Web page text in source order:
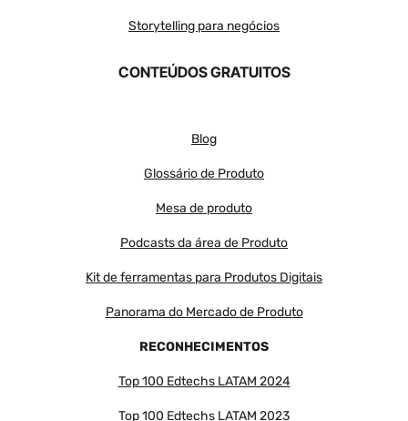
Storytelling para negócios
CONTEÚDOS GRATUITOS
Blog
Glossário de Produto
Mesa de produto
Podcasts da área de Produto
Kit de ferramentas para Produtos Digitais
Panorama do Mercado de Produto
RECONHECIMENTOS
Top 100 Edtechs LATAM 2024
Top 100 Edtechs LATAM 2023